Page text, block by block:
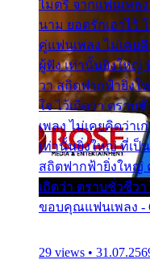
ไมตรี จากแฟนเพล
นาม ยอดรักเอาไว้
คู่แฟนเพลง ไม่เคย
ผู้ฟัง เท่านั้นยิ่งใหญ่
วา สถิตฟากฟ้ายิ่งใ
ใจ ไว้เถิดว่า ตราบ
เพลง ไม่เคยคิดว่า
เท่านั้นยิ่งใหญ่ ที่เป็
สถิตฟากฟ้ายิ่งใหญ่
เถิดว่า ตราบชั่วชีว
ขอบคุณแฟนเพลง -
29 views •